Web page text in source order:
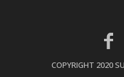
COPYRIGHT 2020